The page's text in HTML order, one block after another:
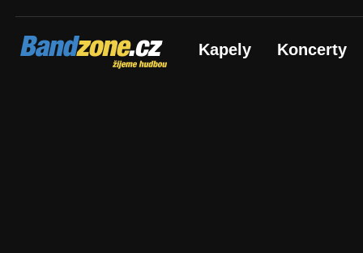
Bandzone.cz
žijeme hudbou Kapely Koncerty